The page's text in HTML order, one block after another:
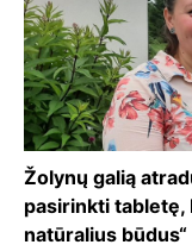
Žolynų galią
pasirinkti tabletę,
natūralius būdus“